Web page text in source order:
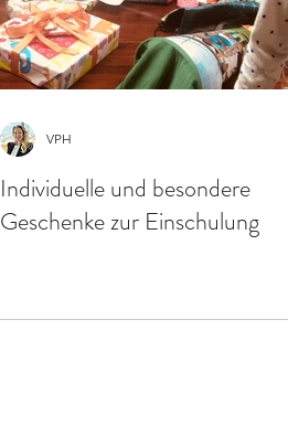
Individuelle und besondere
Geschenke zur Einschulung
VPH